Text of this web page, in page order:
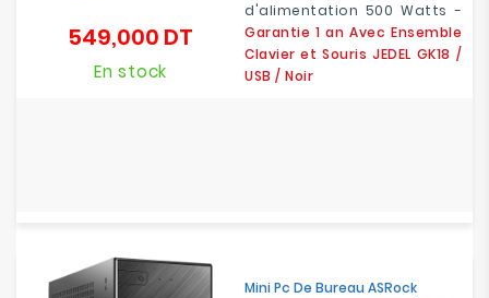
d'alimentation 500 Watts -
Garantie 1 an Avec Ensemble
Clavier et Souris JEDEL GK18 /
USB / Noir
549,000 DT
En stock
Mini Pc De Bureau ASRock